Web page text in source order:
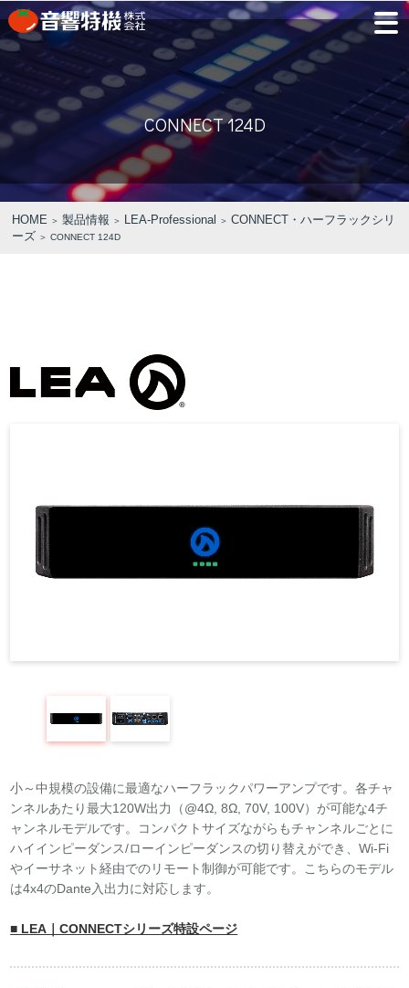
EN
PRODUCTS
製品情報
⾳響特機の特長
CONCEPT
⾳響特機の特長
特
機
の
モ
ル
ル
ー
PICK UP
特選情報
TRAINING
COMPANY
企業情報
概
要
営
所
社
沿
革
採
情
報
REPAIR
AV TOMATO
CONNECT 124D
HOME ＞製品情報 ＞ LEA-Professional ＞CONNECT・ハーフラックシリ
ーズ ＞ CONNECT 124D
小～中規模の設備に最適なハーフラックパワーアンプです。各チャ
ンネルあたり最大120W出力（@4Ω, 8Ω, 70V, 100V）が可能な4チ
ャンネルモデルです。コンパクトサイズながらもチャンネルごとに
ハイインピーダンス/ローインピーダンスの切り替えができ、Wi-Fi
やイーサネット経由でのリモート制御が可能です。こちらのモデル
は4x4のDante入出力に対応します。
■ LEA｜CONNECTシリーズ特設ページ